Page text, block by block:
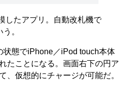
したアプリ。自動改札機で
。
態でiPhone／iPod touch本体
たことになる。画面右下の円ア
、仮想的にチャージが可能だ。